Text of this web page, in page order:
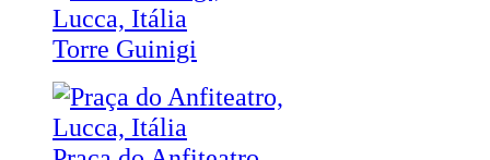
Torre Guinigi